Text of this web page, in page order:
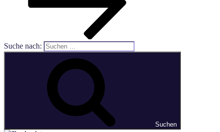
Suche nach:
Suchen